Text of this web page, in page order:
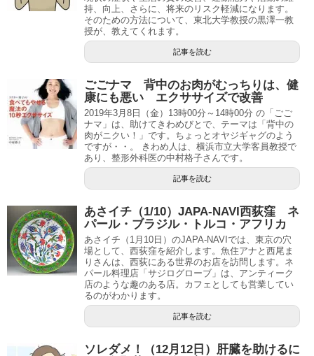
持、向上、さらに、将来のリスク軽減になります。
そのための方法について、東北大学教授の黒澤一教
授が、教えてくれます。
記事を読む
ごごナマ 背中のお肉がむっちりは、健
康にも悪い エクササイズで改善
2019年3月8日（金）13時00分～14時00分 の「ごご
ナマ」は、助けてきわめびとで、テーマは「背中の
肉がニクい！」です。ちょっとオヤジギャグのよう
ですが・・。 きわめ人は、横浜市立大学客員教授で
あり、整形外科医の中村格子さんです。
記事を読む
あさイチ（1/10）JAPA-NAVI西荻窪 ネ
パール・ブラジル・トルコ・アフリカ
あさイチ（1月10日）のJAPA-NAVIでは、東京の穴
場として、西荻窪を紹介します。魚住アナと西尾ま
りさんは、西荻にある世界のお店を訪問します。ネ
パール料理店「サジログローブ」は、アンティーク
店のような趣のある店。カフェとしても営業してい
るのがわかります。
記事を読む
ソレダメ！（12月12日）肝臓を助けるに